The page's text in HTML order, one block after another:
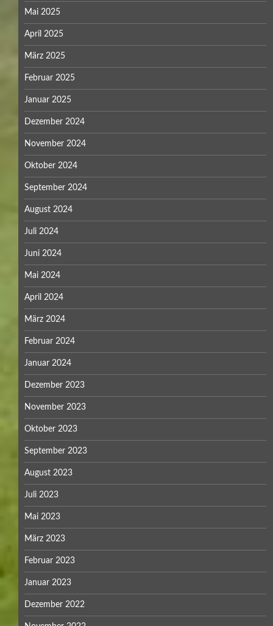
Mai 2025
April 2025
März 2025
Februar 2025
Januar 2025
Dezember 2024
November 2024
Oktober 2024
September 2024
August 2024
Juli 2024
Juni 2024
Mai 2024
April 2024
März 2024
Februar 2024
Januar 2024
Dezember 2023
November 2023
Oktober 2023
September 2023
August 2023
Juli 2023
Mai 2023
März 2023
Februar 2023
Januar 2023
Dezember 2022